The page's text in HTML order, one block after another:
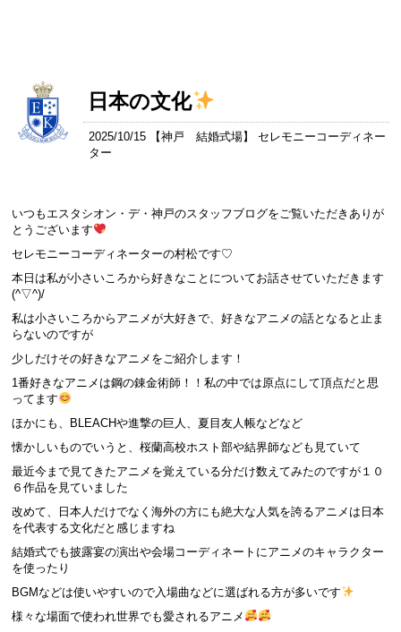
日本の文化
2025/10/15 【神戸 結婚式場】 セレモニーコーディネー
ター
いつもエスタシオン・デ・神戸のスタッフブログをご覧いただきありが
とうございます
セレモニーコーディネーターの村松です♡
本日は私が小さいころから好きなことについてお話させていただきます
(^▽^)/
私は小さいころからアニメが大好きで、好きなアニメの話となると止ま
らないのですが
少しだけその好きなアニメをご紹介します！
1番好きなアニメは鋼の錬金術師！！私の中では原点にして頂点だと思
ってます
ほかにも、BLEACHや進撃の巨人、夏目友人帳などなど
懐かしいものでいうと、桜蘭高校ホスト部や結界師なども見ていて
最近今まで見てきたアニメを覚えている分だけ数えてみたのですが１０
６作品を見ていました
改めて、日本人だけでなく海外の方にも絶大な人気を誇るアニメは日本
を代表する文化だと感じますね
結婚式でも披露宴の演出や会場コーディネートにアニメのキャラクター
を使ったり
BGMなどは使いやすいので入場曲などに選ばれる方が多いです
様々な場面で使われ世界でも愛されるアニメ